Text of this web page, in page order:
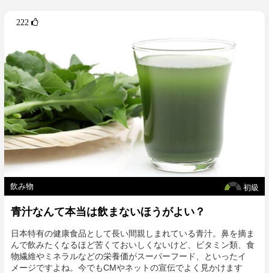
度～20度が限度で、蒸留酒は一般的には40度～50度、最大で90
度台のアルコールとなります。以下が主なお酒の醸造酒と蒸留酒
222 
初級
飲み物
青汁なんて本当は飲まないほうがよい？
日本特有の健康食品として長い間親しまれている青汁。鼻を摘ま
んで飲みたくなるほど苦くておいしくないけど、ビタミン類、食
物繊維やミネラルなどの栄養価がスーパーフード、といったイ
メージですよね。今でもCMやネットの宣伝でよく見かけます